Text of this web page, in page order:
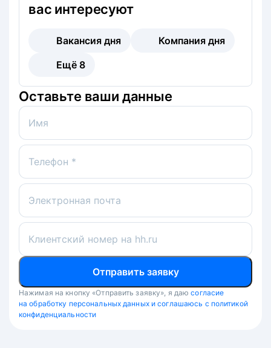
вас интересуют
Вакансия дня
Компания дня
Ещё 8
Оставьте ваши данные
Имя
Телефон *
Электронная почта
Клиентский номер на hh.ru
Отправить заявку
Нажимая на кнопку «Отправить заявку», я даю согласие
на обработку персональных данных и соглашаюсь с политикой
конфиденциальности